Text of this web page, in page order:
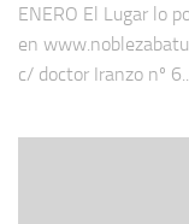
ENERO El Lugar lo
en
c/ doctor Iranzo nº